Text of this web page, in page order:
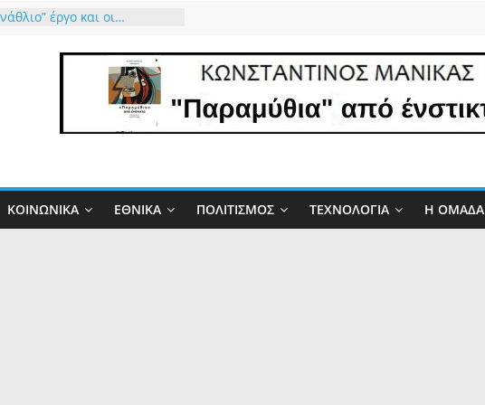
έργο και οι…
μας ο καιρός”…
παιδική χαρά του Τσίπρα
του Μητσοτάκη
τον Θεό που μας
αυτό το δώρο έστω για 34
ΚΟΙΝΩΝΙΚΆ ΕΘΝΙΚΆ ΠΟΛΙΤΙΣΜΌΣ ΤΕΧΝΟΛΟΓΊΑ Η ΟΜΑΔΑ